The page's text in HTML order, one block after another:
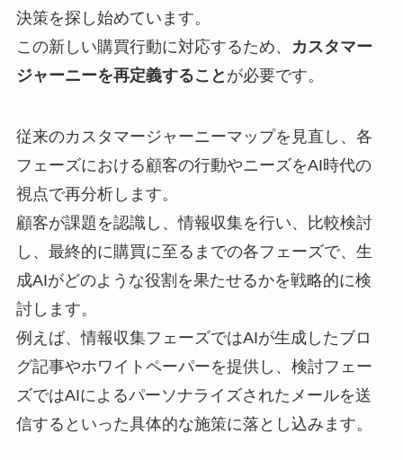
決策を探し始めています。
この新しい購買行動に対応するため、
カスタマー
ジャーニーを再定義すること が必要です。
従来のカスタマージャーニーマップを見直し、各
フェーズにおける顧客の行動やニーズをAI時代の
視点で再分析します。
顧客が課題を認識し、情報収集を行い、比較検討
し、最終的に購買に至るまでの各フェーズで、生
成AIがどのような役割を果たせるかを戦略的に検
討します。
例えば、情報収集フェーズではAIが生成したブロ
グ記事やホワイトペーパーを提供し、検討フェー
ズではAIによるパーソナライズされたメールを送
信するといった具体的な施策に落とし込みます。